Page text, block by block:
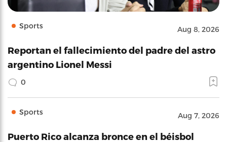
Sports Aug 8, 2026
Reportan el fallecimiento del padre del astro
argentino Lionel Messi
0
Sports Aug 7, 2026
Puerto Rico alcanza bronce en el béisbol